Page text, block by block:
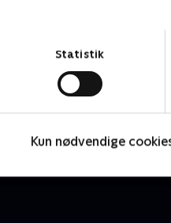
Statistik
Kun nødvendige